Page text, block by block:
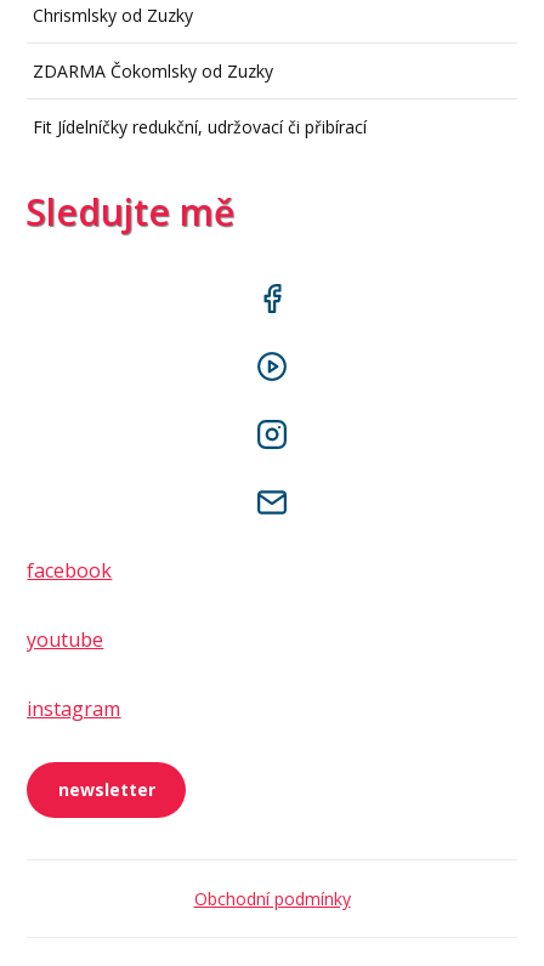
Chrismlsky od Zuzky
ZDARMA Čokomlsky od Zuzky
Fit Jídelníčky redukční, udržovací či přibírací
Sledujte mě
facebook
youtube
instagram
newsletter
Obchodní podmínky